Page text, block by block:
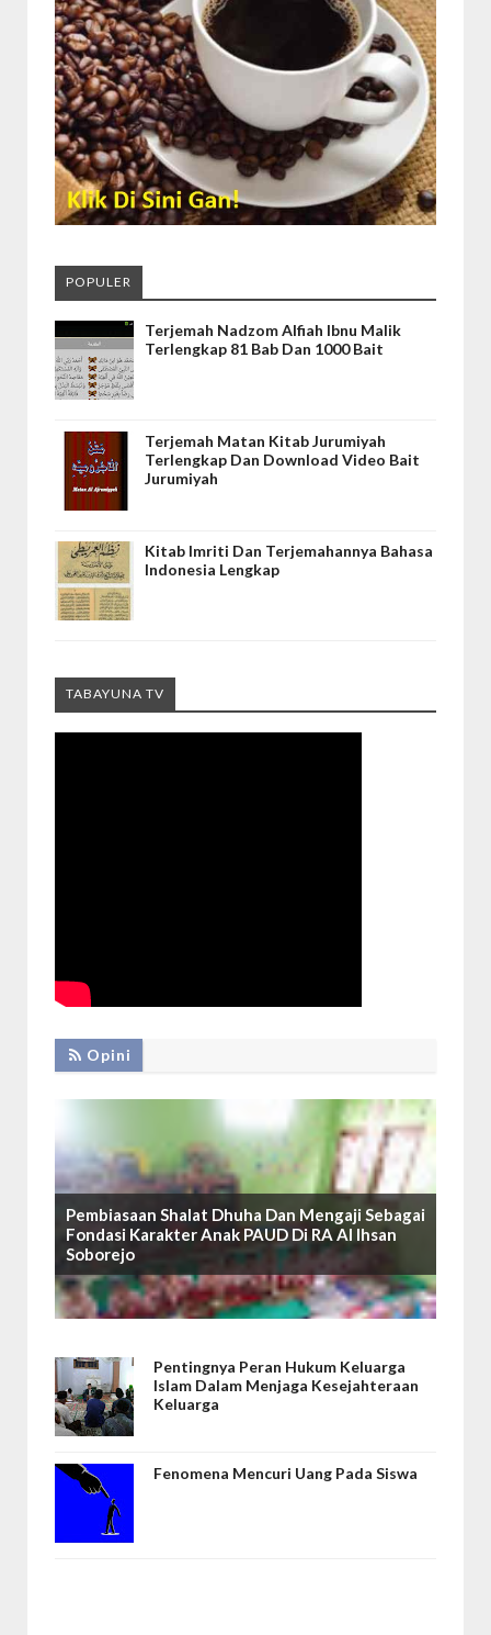
POPULER
Terjemah Nadzom Alfiah Ibnu Malik
Terlengkap 81 Bab Dan 1000 Bait
Terjemah Matan Kitab Jurumiyah
Terlengkap Dan Download Video Bait
Jurumiyah
Kitab Imriti Dan Terjemahannya Bahasa
Indonesia Lengkap
TABAYUNA TV
Opini
Pembiasaan Shalat Dhuha Dan Mengaji Sebagai
Fondasi Karakter Anak PAUD Di RA Al Ihsan
Soborejo
Pentingnya Peran Hukum Keluarga
Islam Dalam Menjaga Kesejahteraan
Keluarga
Fenomena Mencuri Uang Pada Siswa